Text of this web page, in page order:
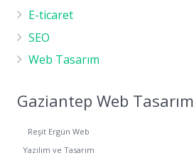
E-ticaret
SEO
Web Tasarım
Gaziantep Web Tasarım
Reşit Ergün Web
Yazılım ve Tasarım